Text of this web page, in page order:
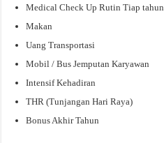
Medical Check Up Rutin Tiap tahun
Makan
Uang Transportasi
Mobil / Bus Jemputan Karyawan
Intensif Kehadiran
THR (Tunjangan Hari Raya)
Bonus Akhir Tahun